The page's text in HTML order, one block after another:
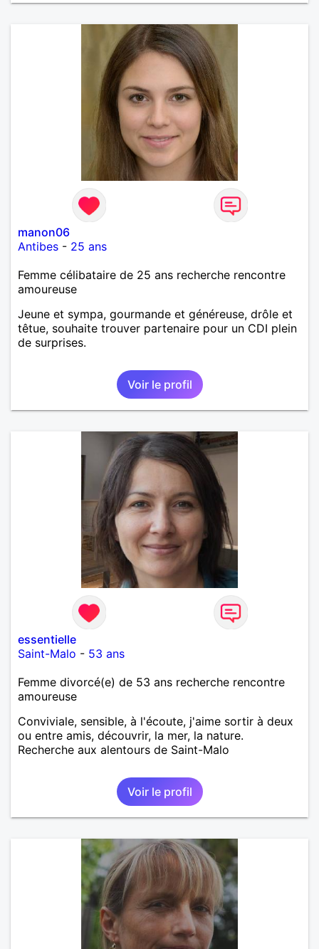
manon06
Antibes - 25 ans
Femme célibataire de 25 ans recherche rencontre
amoureuse
Jeune et sympa, gourmande et généreuse, drôle et
têtue, souhaite trouver partenaire pour un CDI plein
de surprises.
Voir le profil
essentielle
Saint-Malo - 53 ans
Femme divorcé(e) de 53 ans recherche rencontre
amoureuse
Conviviale, sensible, à l'écoute, j'aime sortir à deux
ou entre amis, découvrir, la mer, la nature.
Recherche aux alentours de Saint-Malo
Voir le profil